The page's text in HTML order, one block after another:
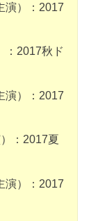
演）：2017
：2017秋ド
演）：2017
：2017夏
演）：2017